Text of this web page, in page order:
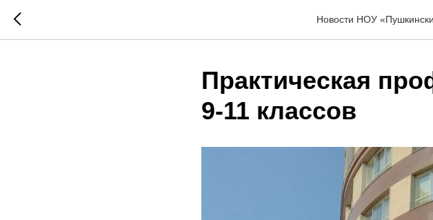
Новости НОУ
Практическая
9-11 классов